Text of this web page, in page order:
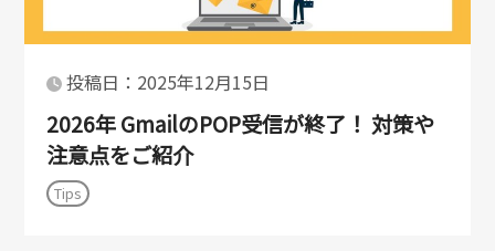
投稿日：2025年12月15日
2026年 GmailのPOP受信が終了！ 対策や
注意点をご紹介
Tips